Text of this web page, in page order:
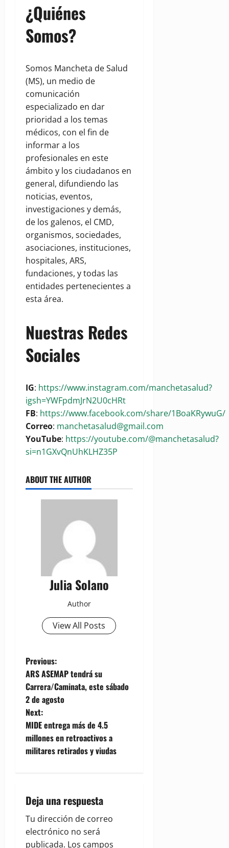
¿Quiénes
Somos?
Somos Mancheta de Salud
(MS), un medio de
comunicación
especializado en dar
prioridad a los temas
médicos, con el fin de
informar a los
profesionales en este
ámbito y los ciudadanos en
general, difundiendo las
noticias, eventos,
investigaciones y demás,
de los galenos, el CMD,
organismos, sociedades,
asociaciones, instituciones,
hospitales, ARS,
fundaciones, y todas las
entidades pertenecientes a
esta área.
Nuestras Redes
Sociales
IG: https://www.instagram.com/manchetasalud?
igsh=YWFpdmJrN2U0cHRt
FB: https://www.facebook.com/share/1BoaKRywuG/
Correo: manchetasalud@gmail.com
YouTube: https://youtube.com/@manchetasalud?
si=n1GXvQnUhKLHZ35P
ABOUT THE AUTHOR
Julia Solano
Author
View All Posts
P
o
s
t
n
v
i
g
Previous:
ARS ASEMAP tendrá su
Carrera/Caminata, este sábado
2 de agosto
Next:
MIDE entrega más de 4.5
millones en retroactivos a
militares retirados y viudas
Deja una respuesta
Tu dirección de correo
electrónico no será
publicada. Los campos